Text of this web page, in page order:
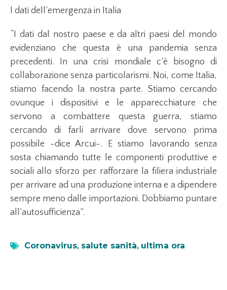
I dati dell’emergenza in Italia
“I dati dal nostro paese e da altri paesi del mondo
evidenziano che questa è una pandemia senza
precedenti. In una crisi mondiale c’è bisogno di
collaborazione senza particolarismi. Noi, come Italia,
stiamo facendo la nostra parte. Stiamo cercando
ovunque i dispositivi e le apparecchiature che
servono a combattere questa guerra, stiamo
cercando di farli arrivare dove servono prima
possibile -dice Arcui-. E stiamo lavorando senza
sosta chiamando tutte le componenti produttive e
sociali allo sforzo per rafforzare la filiera industriale
per arrivare ad una produzione interna e a dipendere
sempre meno dalle importazioni. Dobbiamo puntare
all’autosufficienza”.
Coronavirus, salute sanità, ultima ora